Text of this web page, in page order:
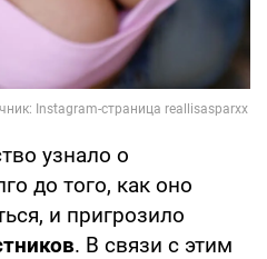
узнало о
до того, как оно
и пригрозило
. В связи с этим